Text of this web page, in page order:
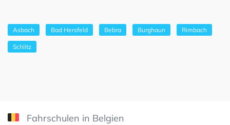
Asbach Bad Hersfeld Bebra Burghaun Rimbach
Schlitz
Fahrschulen in Belgien